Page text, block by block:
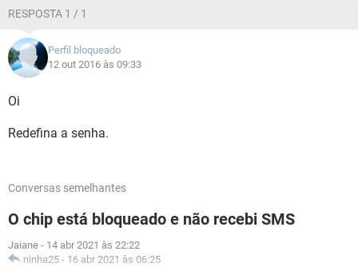
RESPOSTA 1 / 1
Perfil bloqueado
12 out 2016 às 09:33
Oi
Redefina a senha.
Conversas semelhantes
O chip está bloqueado e não recebi SMS
Jaiane - 14 abr 2021 às 22:22
ninha25 - 16 abr 2021 às 06:25